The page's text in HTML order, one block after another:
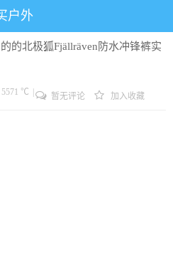
户外
的北极狐Fjällräven防水冲锋裤实
5571 ℃ 暂无评论 加入收藏